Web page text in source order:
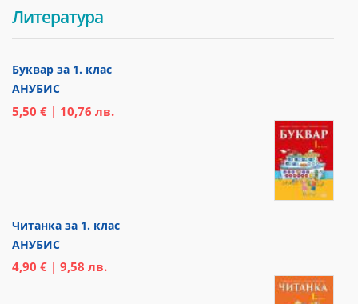
Литература
Буквар за 1. клас
АНУБИС
5,50 € | 10,76 лв.
Читанка за 1. клас
АНУБИС
4,90 € | 9,58 лв.